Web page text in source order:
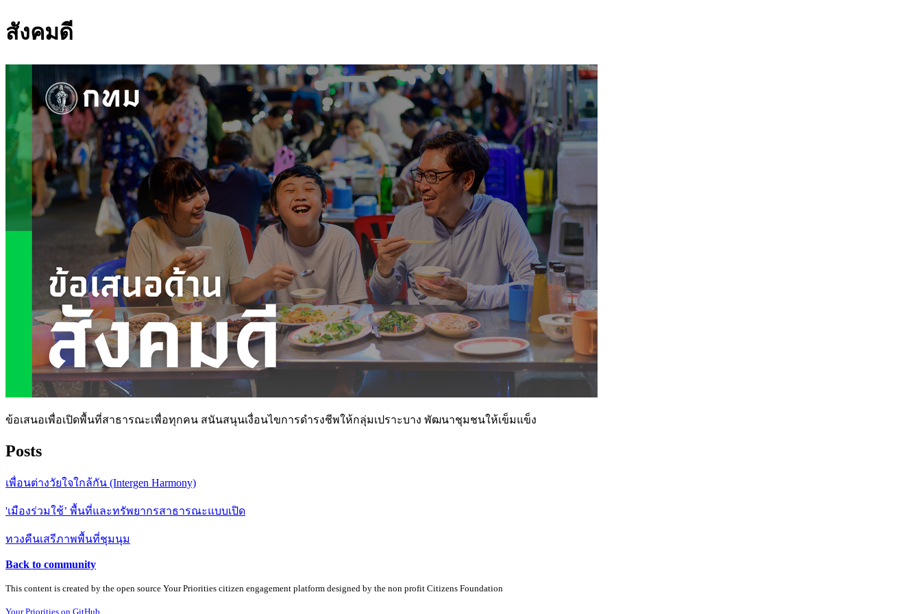
สังคมดี
ข้อเสนอเพื่อเปิดพื้นที่สาธารณะเพื่อทุกคน สนันสนุนเงื่อนไขการดำรงชีพให้กลุ่มเปราะบาง พัฒนาชุมชนให้เข็มแข็ง
Posts
เพื่อนต่างวัยใจใกล้กัน (Intergen Harmony)
'เมืองร่วมใช้’ พื้นที่และทรัพยากรสาธารณะแบบเปิด
ทวงคืนเสรีภาพพื้นที่ชุมนุม
Back to community
This content is created by the open source Your Priorities citizen engagement platform designed by the non profit Citizens Foundation
Your Priorities on GitHub